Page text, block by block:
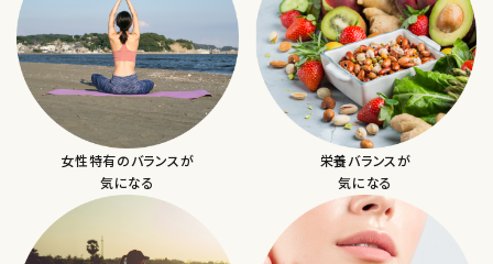
女性特有のバランスが
気になる
栄養バランスが
気になる